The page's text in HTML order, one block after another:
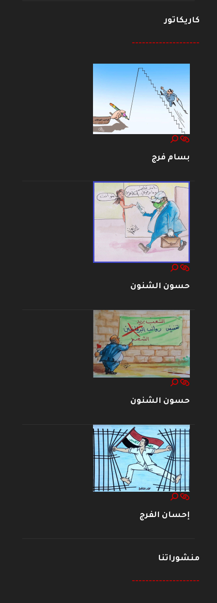
كاريكاتور
--------------------
بسام فرج
حسون الشنون
حسون الشنون
إحسان الفرج
منشوراتنا
--------------------